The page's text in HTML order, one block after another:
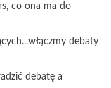
co ona ma do
debaty
debatę a